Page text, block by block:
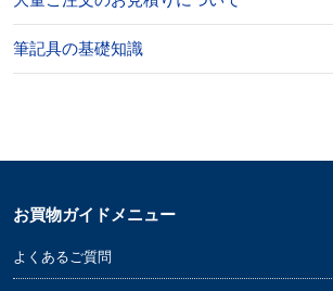
筆記具の基礎知識
お買物ガイドメニュー
よくあるご質問